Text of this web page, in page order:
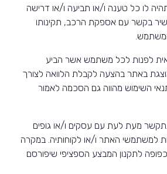
לו כל טענה ו/או תביעה ו/או דרישה
בקשר עם אספקת הרכב, תקינותו
לפנות לכל משתמש אשר הביע
באתר בהצעה לקבלת הלוואה לצורך
השימוש מהווה גם הסכמה לאמור
תתקשר מעת לעת עם עסקים ו/או גופים
למשתמשי האתר ו/או לקוחותיה. במקרה
לתקנון המבצע הספציפי שיפורסם